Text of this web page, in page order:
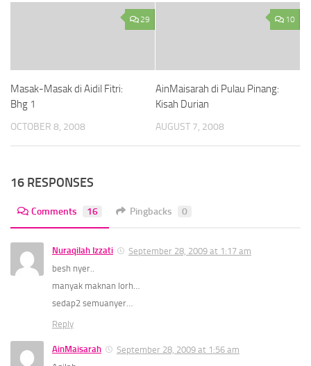
29
Masak-Masak di Aidil Fitri:
Bhg 1
OCTOBER 8, 2008
10
AinMaisarah di Pulau Pinang:
Kisah Durian
AUGUST 7, 2008
16 RESPONSES
Comments 16 Pingbacks 0
Nuraqilah Izzati
September 28, 2009 at 1:17 am
besh nyer..
manyak maknan lorh…
sedap2 semuanyer…
Reply
AinMaisarah
September 28, 2009 at 1:56 am